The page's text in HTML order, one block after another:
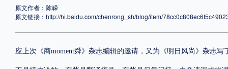
格式
地区
原文作者：陈嵘
原文链接： http://hi.baidu.com/chenrong_sh/blog/item/
应上次《商moment舜》杂志编辑的邀请，又为《明日风尚》杂志